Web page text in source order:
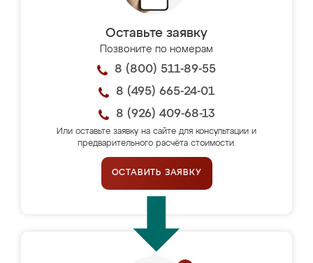
Оставьте заявку
Позвоните по номерам
8 (800) 511-89-55
8 (495) 665-24-01
8 (926) 409-68-13
Или оставьте заявку на сайте для консультации и
предварительного расчёта стоимости.
ОСТАВИТЬ ЗАЯВКУ